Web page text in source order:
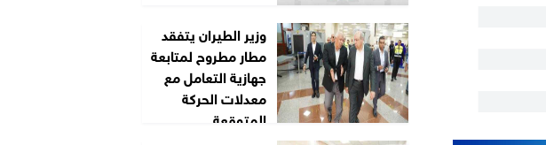
وزير الطيران يتفقد
مطار مطروح لمتابعة
جهازية التعامل مع
معدلات الحركة
المتوقعة...